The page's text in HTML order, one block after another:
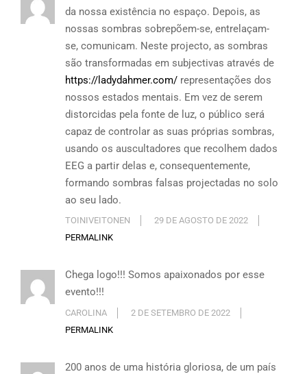
da nossa existência no espaço. Depois, as
nossas sombras sobrepõem-se, entrelaçam-
se, comunicam. Neste projecto, as sombras
são transformadas em subjectivas através de
https://ladydahmer.com/ representações dos
nossos estados mentais. Em vez de serem
distorcidas pela fonte de luz, o público será
capaz de controlar as suas próprias sombras,
usando os auscultadores que recolhem dados
EEG a partir delas e, consequentemente,
formando sombras falsas projectadas no solo
ao seu lado.
TOINIVEITONEN
29 DE AGOSTO DE 2022
PERMALINK
Chega logo!!! Somos apaixonados por esse
evento!!!
CAROLINA
2 DE SETEMBRO DE 2022
PERMALINK
200 anos de uma história gloriosa, de um país